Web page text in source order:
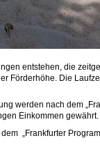
entstehen, die
Die
werden nach dem
Einkommen gewährt.
„Frankfurter